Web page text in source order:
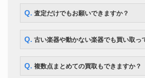
Q. 査定だけでもお願いできますか？
Q. 古い楽器や動かない楽器でも買い取
Q. 複数点まとめての買取もできますか？